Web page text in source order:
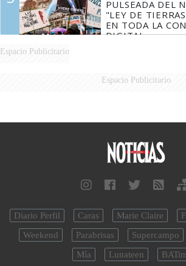
PULSEADA DEL
"LEY DE
EN TODA LA
DIGITAL
Espacio Publicitario
Espacio Publicitario
Diario Perfil Caras Marie Claire
Weekend
Parabrisas Supercampo
Mía
Lunateen